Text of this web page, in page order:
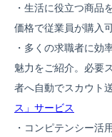
・生活に役立つ商品
価格で従業員が購入
・多くの求職者に効
魅力をご紹介。必要
者へ自動でスカウト
ス」サービス
・コンピテンシー活